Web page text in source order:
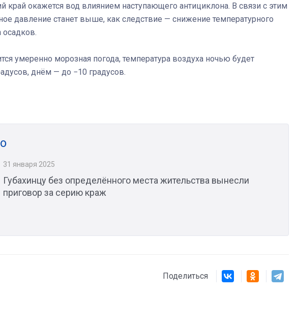
окажется вод влиянием наступающего антициклона. В связи с этим
давление станет выше, как следствие — снижение температурного
умеренно морозная погода, температура воздуха ночью будет
днём — до −10 градусов.
31 января 2025
Губахинцу без определённого места жительства вынесли
приговор за серию краж
Поделиться
реальностью свою детскую